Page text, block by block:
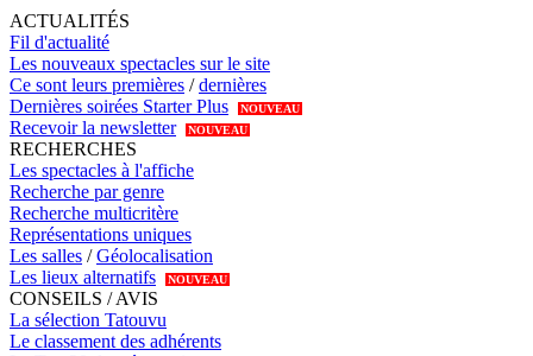
ACTUALITÉS
Fil d'actualité
Les nouveaux spectacles sur le site
Ce sont leurs premières /dernières
Dernières soirées Starter Plus
NOUVEAU
Recevoir la newsletter NOUVEAU
RECHERCHES
Les spectacles à l'affiche
Recherche par genre
Recherche multicritère
Représentations uniques
Les salles /Géolocalisation
Les lieux alternatifs
NOUVEAU
CONSEILS / AVIS
La sélection Tatouvu
Le classement des adhérents